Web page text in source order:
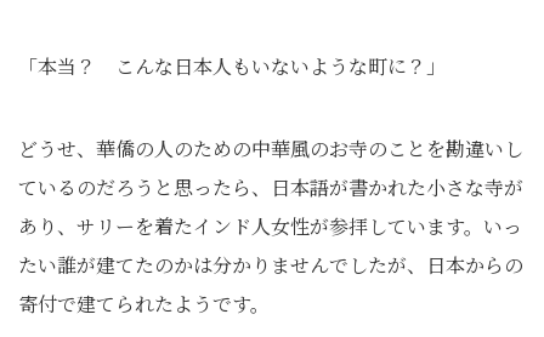
「本当？ こんな日本人もいないような町に？」
どうせ、華僑の人のための中華風のお寺のことを勘違いし
ているのだろうと思ったら、日本語が書かれた小さな寺が
あり、サリーを着たインド人女性が参拝しています。いっ
たい誰が建てたのかは分かりませんでしたが、日本からの
寄付で建てられたようです。